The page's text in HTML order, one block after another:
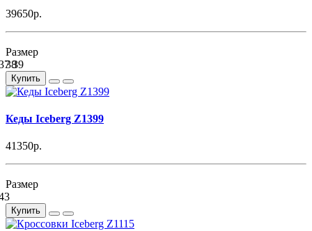
39650р.
Размер
3839
Купить
Кеды Iceberg Z1399
41350р.
Размер
Купить